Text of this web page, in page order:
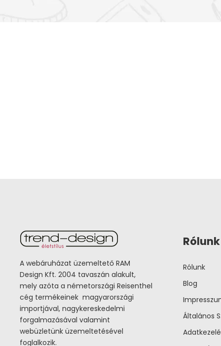
A webáruházat üzemeltető RAM
Design Kft. 2004 tavaszán alakult,
mely azóta a németországi Reisenthel
cég termékeinek magyarországi
importjával, nagykereskedelmi
forgalmazásával valamint
webüzletünk üzemeltetésével
foglalkozik.
Rólunk
Rólunk
Blog
Általános